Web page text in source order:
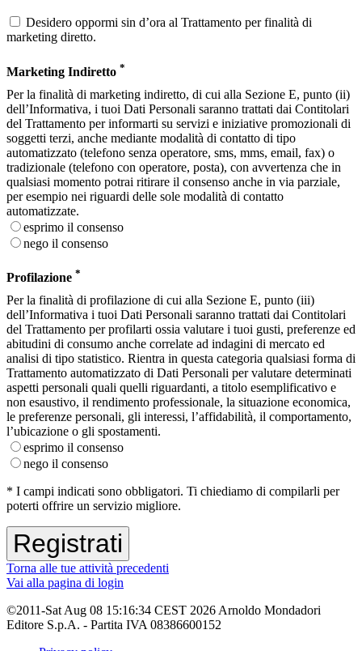
Desidero oppormi sin d’ora al Trattamento per finalità di
marketing diretto.
Marketing Indiretto *
Per la finalità di marketing indiretto, di cui alla Sezione E, punto (ii)
dell’Informativa, i tuoi Dati Personali saranno trattati dai Contitolari
del Trattamento per informarti su servizi e iniziative promozionali di
soggetti terzi, anche mediante modalità di contatto di tipo
automatizzato (telefono senza operatore, sms, mms, email, fax) o
tradizionale (telefono con operatore, posta), con avvertenza che in
qualsiasi momento potrai ritirare il consenso anche in via parziale,
per esempio nei riguardi delle sole modalità di contatto
automatizzate.
esprimo il consenso
nego il consenso
Profilazione *
Per la finalità di profilazione di cui alla Sezione E, punto (iii)
dell’Informativa i tuoi Dati Personali saranno trattati dai Contitolari
del Trattamento per profilarti ossia valutare i tuoi gusti, preferenze ed
abitudini di consumo anche correlate ad indagini di mercato ed
analisi di tipo statistico. Rientra in questa categoria qualsiasi forma di
Trattamento automatizzato di Dati Personali per valutare determinati
aspetti personali quali quelli riguardanti, a titolo esemplificativo e
non esaustivo, il rendimento professionale, la situazione economica,
le preferenze personali, gli interessi, l’affidabilità, il comportamento,
l’ubicazione o gli spostamenti.
esprimo il consenso
nego il consenso
* I campi indicati sono obbligatori. Ti chiediamo di compilarli per
poterti offrire un servizio migliore.
Torna alle tue attività precedenti
Vai alla pagina di login
©2011-Sat Aug 08 15:16:34 CEST 2026 Arnoldo Mondadori
Editore S.p.A. - Partita IVA 08386600152